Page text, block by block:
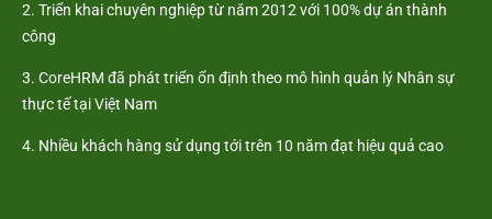
2. Triển khai chuyên nghiệp từ năm 2012 với 100% dự án thành
công
3. CoreHRM đã phát triển ổn định theo mô hình quản lý Nhân sự
thực tế tại Việt Nam
4. Nhiều khách hàng sử dụng tới trên 10 năm đạt hiệu quả cao